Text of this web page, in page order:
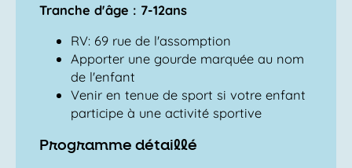
Tranche d'âge : 7-12ans
RV: 69 rue de l'assomption
Apporter une gourde marquée au nom
de l'enfant
Venir en tenue de sport si votre enfant
participe à une activité sportive
Programme détaillé